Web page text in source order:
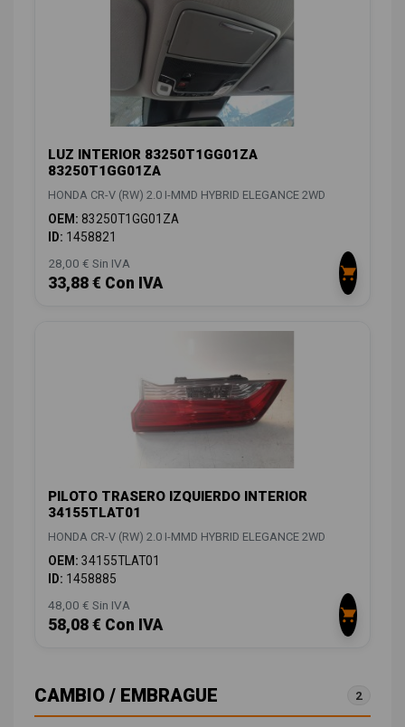
LUZ INTERIOR 83250T1GG01ZA
83250T1GG01ZA
HONDA CR-V (RW) 2.0 I-MMD HYBRID ELEGANCE 2WD
OEM: 83250T1GG01ZA
ID: 1458821
28,00 € Sin IVA
33,88 € Con IVA
PILOTO TRASERO IZQUIERDO INTERIOR
34155TLAT01
HONDA CR-V (RW) 2.0 I-MMD HYBRID ELEGANCE 2WD
OEM: 34155TLAT01
ID: 1458885
48,00 € Sin IVA
58,08 € Con IVA
CAMBIO / EMBRAGUE 2